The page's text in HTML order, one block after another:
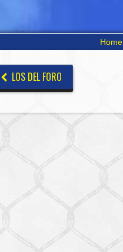
Home
LOS DEL FORO